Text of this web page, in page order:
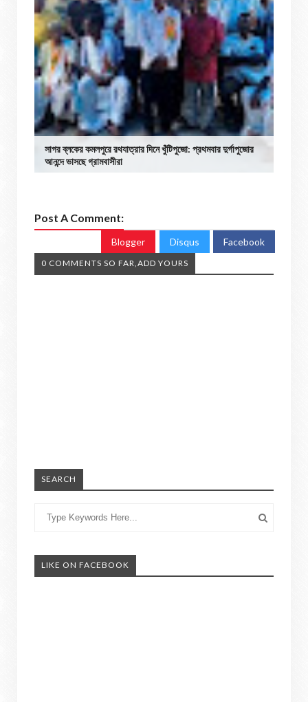
সাগর ব্লকের কমলপুরে রথযাত্রার দিনে খুঁটিপুজো: প্রথমবার দুর্গাপুজোর
আনন্দে ভাসছে গ্রামবাসীরা
Post A Comment:
Blogger Disqus Facebook
0 COMMENTS SO FAR,ADD YOURS
SEARCH
LIKE ON FACEBOOK